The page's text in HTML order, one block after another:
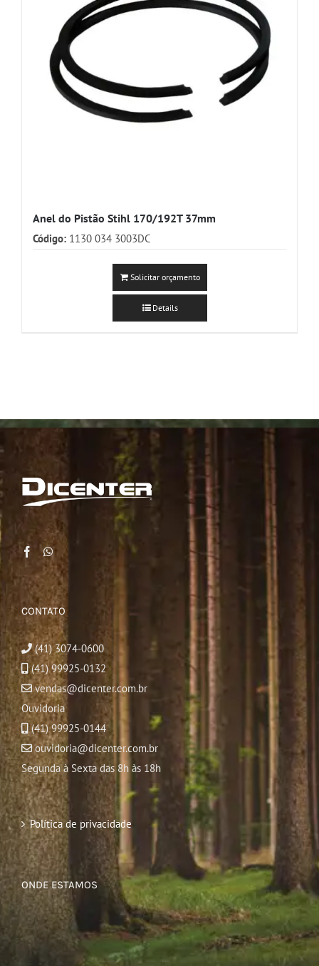
Anel do Pistão Stihl 170/192T 37mm
Código: 1130 034 3003DC
Solicitar orçamento
Details
CONTATO
(41) 3074-0600
(41) 99925-0132
vendas@dicenter.com.br
Ouvidoria
(41) 99925-0144
ouvidoria@dicenter.com.br
Segunda à Sexta das 8h às 18h
Política de privacidade
ONDE ESTAMOS